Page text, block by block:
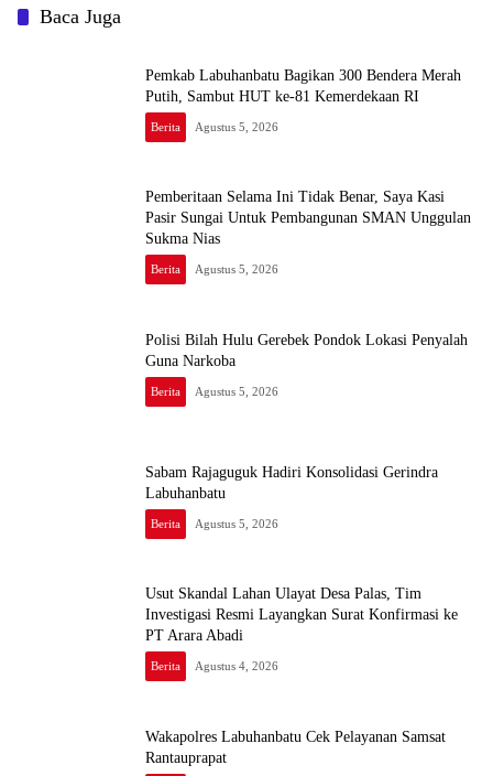
Baca Juga
Pemkab Labuhanbatu Bagikan 300 Bendera Merah
Putih, Sambut HUT ke-81 Kemerdekaan RI
Berita Agustus 5, 2026
Pemberitaan Selama Ini Tidak Benar, Saya Kasi
Pasir Sungai Untuk Pembangunan SMAN Unggulan
Sukma Nias
Berita Agustus 5, 2026
Polisi Bilah Hulu Gerebek Pondok Lokasi Penyalah
Guna Narkoba
Berita Agustus 5, 2026
Sabam Rajaguguk Hadiri Konsolidasi Gerindra
Labuhanbatu
Berita Agustus 5, 2026
Usut Skandal Lahan Ulayat Desa Palas, Tim
Investigasi Resmi Layangkan Surat Konfirmasi ke
PT Arara Abadi
Berita Agustus 4, 2026
Wakapolres Labuhanbatu Cek Pelayanan Samsat
Rantauprapat